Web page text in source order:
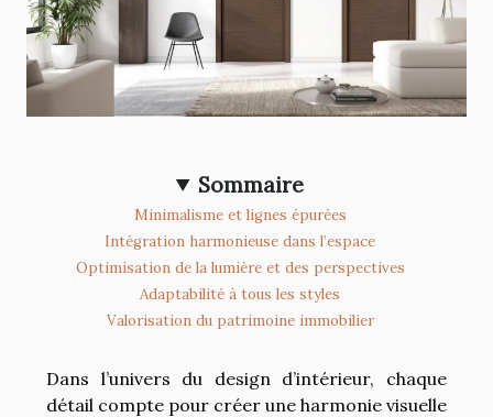
Sommaire
Minimalisme et lignes épurées
Intégration harmonieuse dans l’espace
Optimisation de la lumière et des perspectives
Adaptabilité à tous les styles
Valorisation du patrimoine immobilier
Dans l’univers du design d’intérieur, chaque
détail compte pour créer une harmonie visuelle